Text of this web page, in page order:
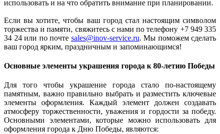
использовать и на что обратить внимание при планировании.
Если вы хотите, чтобы ваш город стал настоящим символом
торжества и памяти, свяжитесь с нами по телефону +7 949 335
34 24 или по почте sales@inov-service.ru. Мы поможем сделать
ваш город ярким, праздничным и запоминающимся!
Основные элементы украшения города к 80-летию Победы
Для того чтобы украшение города стало по-настоящему
памятным, важно правильно выбрать и разместить ключевые
элементы оформления. Каждый элемент должен создавать
атмосферу торжественности, уважения и гордости за победу.
Основными элементами, которые можно использовать для
оформления города к Дню Победы, являются: